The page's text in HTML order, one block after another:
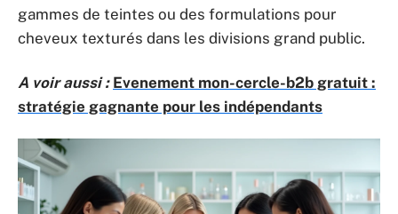
gammes de teintes ou des formulations pour
cheveux texturés dans les divisions grand public.
A voir aussi : Evenement mon-cercle-b2b gratuit :
stratégie gagnante pour les indépendants